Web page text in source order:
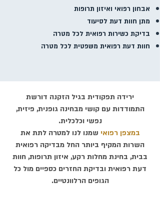
אבחון רפואי ואיזון תרופות
מתן חוות דעת לסיעוד
בדיקת כשירות רפואית לכל מטרה
חוות דעת רפואית משפטית לכל מטרה
ירידה תפקודית בגיל הזקנה דורשת
התמודדות עם קושי מבחינה גופנית, פיזית,
נפשי וכלכלית.
במצפן רפואי שמנו לנו למטרה לתת את
השרות המקיף ביותר החל מבדיקה רפואית
בבית, בחינת מחלות רקע, איזון תרופות, חוות
דעת רפואית ובדיקת החזרים כספיים מול כל
הגופים הרלוונטיים.